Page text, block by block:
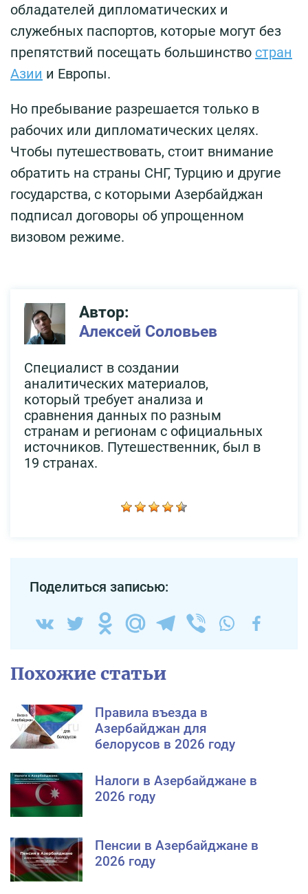
обладателей дипломатических и
служебных паспортов, которые могут без
препятствий посещать большинство стран
Азии и Европы.
Но пребывание разрешается только в
рабочих или дипломатических целях.
Чтобы путешествовать, стоит внимание
обратить на страны СНГ, Турцию и другие
государства, с которыми Азербайджан
подписал договоры об упрощенном
визовом режиме.
Автор:
Алексей Соловьев
Специалист в создании
аналитических материалов,
который требует анализа и
сравнения данных по разным
странам и регионам с официальных
источников. Путешественник, был в
19 странах.
Поделиться записью:
Похожие статьи
Правила въезда в
Азербайджан для
белорусов в 2026 году
Налоги в Азербайджане в
2026 году
Пенсии в Азербайджане в
2026 году